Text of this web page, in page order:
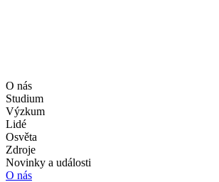
O nás
Studium
Výzkum
Lidé
Osvěta
Zdroje
Novinky a události
O nás